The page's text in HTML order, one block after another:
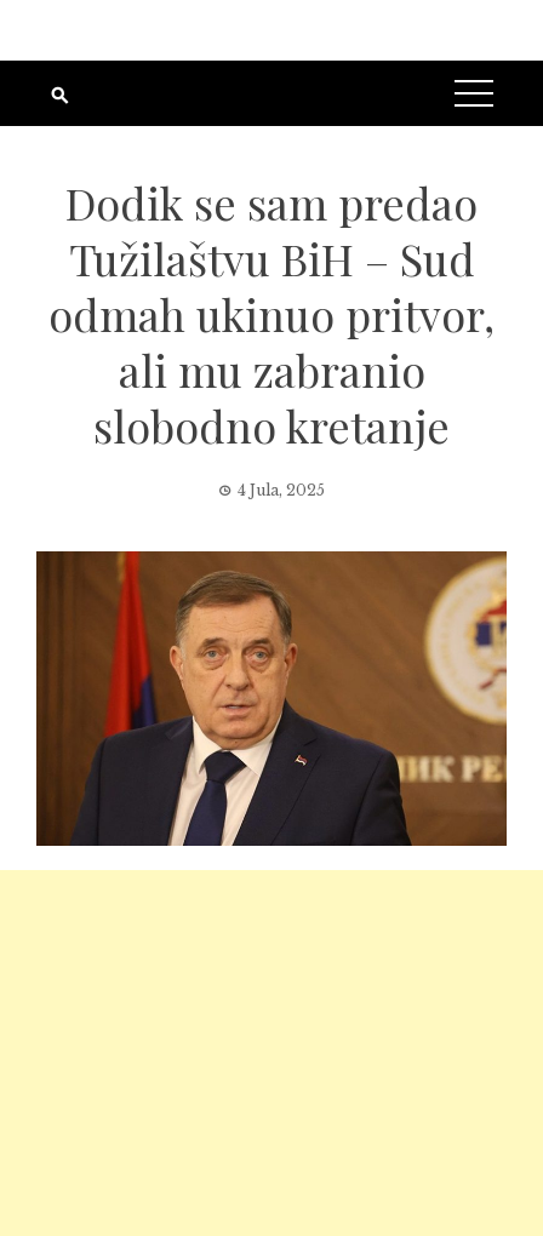
Dodik se sam predao
Tužilaštvu BiH – Sud
odmah ukinuo pritvor,
ali mu zabranio
slobodno kretanje
4 Jula, 2025